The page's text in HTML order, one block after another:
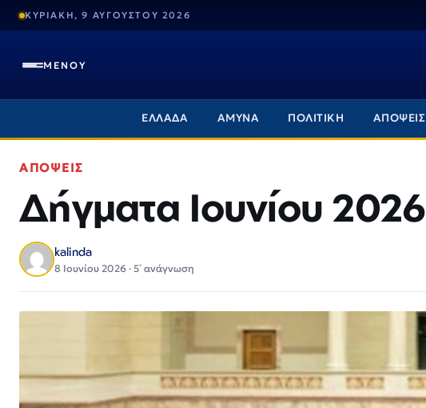
ΚΥΡΙΑΚΗ, 9 ΑΥΓΟΥΣΤΟΥ 2026
ΜΕΝΟΥ
ΕΛΛΑΔΑ ΑΜΥΝΑ ΠΟΛΙΤΙΚΗ ΑΠΟΨΕΙΣ
ΑΠΟΨΕΙΣ
Δήγματα Ιουνίου 2026
kalinda
8 Ιουνίου 2026 · 5΄ ανάγνωση